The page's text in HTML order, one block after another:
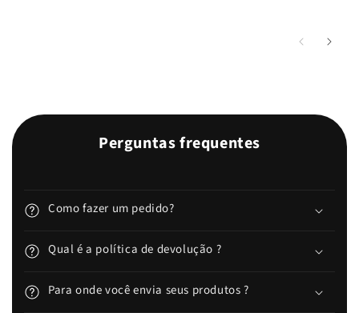
Perguntas frequentes
Como fazer um pedido?
Qual é a política de devolução ?
Para onde você envia seus produtos ?